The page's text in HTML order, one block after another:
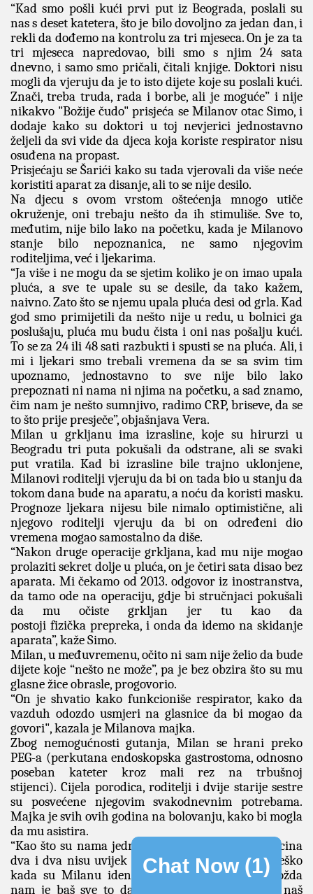
“Kad smo pošli kući prvi put iz Beograda, poslali su
nas s deset katetera, što je bilo dovoljno za jedan dan, i
rekli da dođemo na kontrolu za tri mjeseca. On je za ta
tri mjeseca napredovao, bili smo s njim 24 sata
dnevno, i samo smo pričali, čitali knjige. Doktori nisu
mogli da vjeruju da je to isto dijete koje su poslali kući.
Znači, treba truda, rada i borbe, ali je moguće” i nije
nikakvo "Božije čudo" prisjeća se Milanov otac Simo, i
dodaje kako su doktori u toj nevjerici jednostavno
željeli da svi vide da djeca koja koriste respirator nisu
osuđena na propast.
Prisjećaju se Šarići kako su tada vjerovali da više neće
koristiti aparat za disanje, ali to se nije desilo.
Na djecu s ovom vrstom oštećenja mnogo utiče
okruženje, oni trebaju nešto da ih stimuliše. Sve to,
međutim, nije bilo lako na početku, kada je Milanovo
stanje bilo nepoznanica, ne samo njegovim
roditeljima, već i ljekarima.
“Ja više i ne mogu da se sjetim koliko je on imao upala
pluća, a sve te upale su se desile, da tako kažem,
naivno. Zato što se njemu upala pluća desi od grla. Kad
god smo primijetili da nešto nije u redu, u bolnici ga
poslušaju, pluća mu budu čista i oni nas pošalju kući.
To se za 24 ili 48 sati razbukti i spusti se na pluća. Ali, i
mi i ljekari smo trebali vremena da se sa svim tim
upoznamo,
jednostavno to sve nije bilo lako
prepoznati ni nama ni njima na početku, a sad znamo,
čim nam je nešto sumnjivo, radimo CRP, briseve, da se
to što prije presječe”, objašnjava Vera.
Milan u grkljanu ima izrasline, koje su hirurzi u
Beogradu tri puta pokušali da odstrane, ali se svaki
put vratila.Kad bi izrasline bile trajno uklonjene,
Milanovi roditelji vjeruju da bi on tada bio u stanju da
tokom dana bude na aparatu, a noću da koristi masku.
Prognoze ljekara nijesu bile nimalo optimistične, ali
njegovo roditelji vjeruju da bi on određeni dio
vremena mogao samostalno da diše.
“Nakon druge operacije grkljana, kad mu nije mogao
prolaziti sekret dolje u pluća, on je četiri sata disao bez
aparata. Mi čekamo od 2013. odgovor iz inostranstva,
da tamo ode na operaciju, gdje bi stručnjaci pokušali
da mu očiste grkljan jer tu kao da
postoji fizička prepreka, i onda da idemo na skidanje
aparata”, kaže Simo.
Milan, u međuvremenu, očito ni sam nije želio da bude
dijete koje “nešto ne može”, pa je bez obzira što su mu
glasne žice obrasle, progovorio.
“On je shvatio kako funkcioniše respirator, kako da
vazduh odozdo usmjeri na glasnice da bi mogao da
govori", kazala je Milanova majka.
Zbog nemogućnosti gutanja, Milan se hrani preko
PEG-a (perkutana endoskopska gastrostoma, odnosno
poseban kateter kroz mali rez na trbušnoj
stijenci). Cijela porodica, roditelji i dvije starije sestre
su posvećene njegovim svakodnevnim potrebama.
Majka je svih ovih godina na bolovanju, kako bi mogla
da mu asistira.
“Kao što su nama jednom doktori rekli –
u medicina
dva i dva nisu uvijek četiri.Bilo nam je veoma teško
kada su Milanu identifikovali dijagnozu,ali možda
nam je baš sve to dalo toliko snage i volje da naš
Chat Now (1)